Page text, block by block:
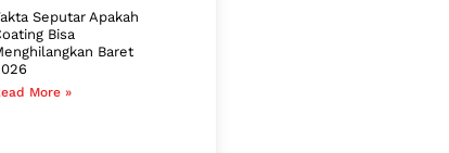
Seputar Apakah
Bisa
Baret
More »